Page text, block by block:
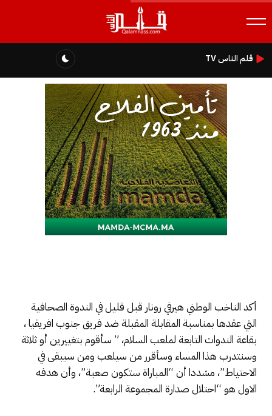
قلم الناس TV
أكد الناخب الوطني هيرفي رونار قبل قليل في الندوة الصحافية
التي عقدها بمناسبة المقابلة المقبلة ضد فريق جنوب افريقيا ،
بقاعة الندوات التابعة لملعب السلام، ” سأقوم بتغييرين أو ثلاثة
وسنتدرب هذا المساء وسأقرر من سيلعب ومن سيبقى في
الاحتياط”، مشددا أن “المباراة ستكون صعبة”، وأن هدفه
الاول هو “احتلال صدارة المجموعة الرابعة”.